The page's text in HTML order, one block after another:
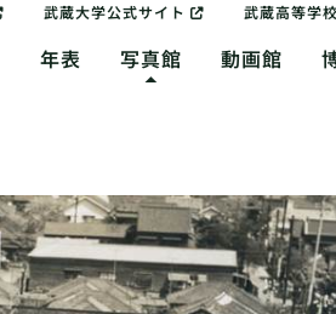
武蔵大学公式サイト 武蔵高等学
年表 写真館 動画館